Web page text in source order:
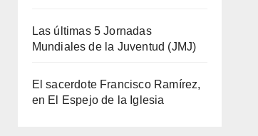
Las últimas 5 Jornadas
Mundiales de la Juventud (JMJ)
El sacerdote Francisco Ramírez,
en El Espejo de la Iglesia